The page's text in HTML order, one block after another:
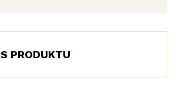
PRODUKTU